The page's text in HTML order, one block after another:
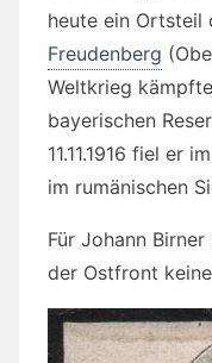
heute ein Ortsteil
Freudenberg
Weltkrieg
bayerischen
11.11.1916 fiel er
im rumänischen
Für Johann
der Ostfront